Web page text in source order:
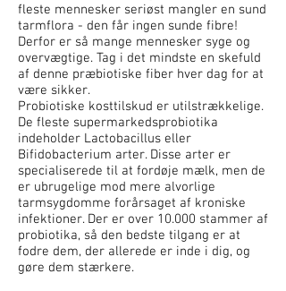
fleste mennesker seriøst mangler en sund
tarmflora - den får ingen sunde fibre!
Derfor er så mange mennesker syge og
overvægtige. Tag i det mindste en skefuld
af denne præbiotiske fiber hver dag for at
være sikker.
Probiotiske kosttilskud er utilstrækkelige.
De fleste supermarkedsprobiotika
indeholder Lactobacillus eller
Bifidobacterium arter. Disse arter er
specialiserede til at fordøje mælk, men de
er ubrugelige mod mere alvorlige
tarmsygdomme forårsaget af kroniske
infektioner. Der er over 10.000 stammer af
probiotika, så den bedste tilgang er at
fodre dem, der allerede er inde i dig, og
gøre dem stærkere.